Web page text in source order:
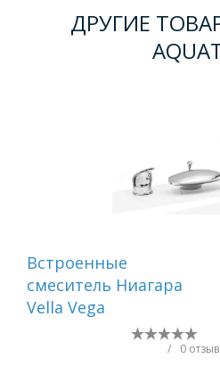
ДРУГИЕ
Встроенные
смеситель Ниагара
Vella Vega
/ 0